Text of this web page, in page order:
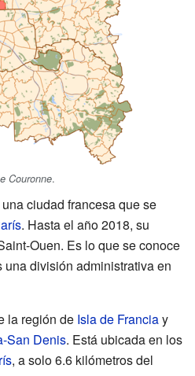
Couronne.
ciudad francesa que se
. Hasta el año 2018, su
Ouen. Es lo que se conoce
una división administrativa en
la región de Isla de Franciay
San Denis. Está ubicada en los
, a solo 6.6 kilómetros del